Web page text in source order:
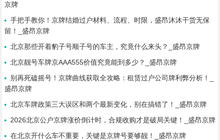
京牌
手把手教你！京牌结婚过户材料、流程、时限，盛昂沐沐干货无保
留！_盛昂京牌
北京那些开着豹子号顺子号的车主，究竟什么来头？_盛昂京牌
北京靓号车牌京AAA555价值究竟能到多少？_盛昂京牌
别再死磕摇号！京牌曲线获取全攻略：租赁过户公司牌利弊分析！_
盛昂京牌
北京车牌政策三大误区和两个最新变化，别在搞错了！_盛昂京牌
2026北京公户京牌涨价倒计时，合规收购才是破局关键！_盛昂京牌
在北京开什么车不重要，关键是京牌号要够靓！_盛昂京牌